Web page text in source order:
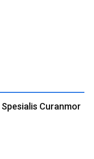
Curanmor